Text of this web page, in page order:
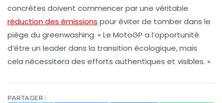
concrètes doivent commencer par une véritable
réduction des émissions pour éviter de tomber dans le
piège du greenwashing. « Le MotoGP a l’opportunité
d’être un leader dans la transition écologique, mais
cela nécessitera des efforts authentiques et visibles. »
PARTAGER :